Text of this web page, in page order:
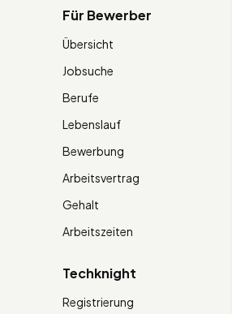
Für Bewerber
Übersicht
Jobsuche
Berufe
Lebenslauf
Bewerbung
Arbeitsvertrag
Gehalt
Arbeitszeiten
Techknight
Registrierung